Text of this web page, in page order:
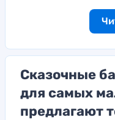
Сказочные
для самых
предлагают